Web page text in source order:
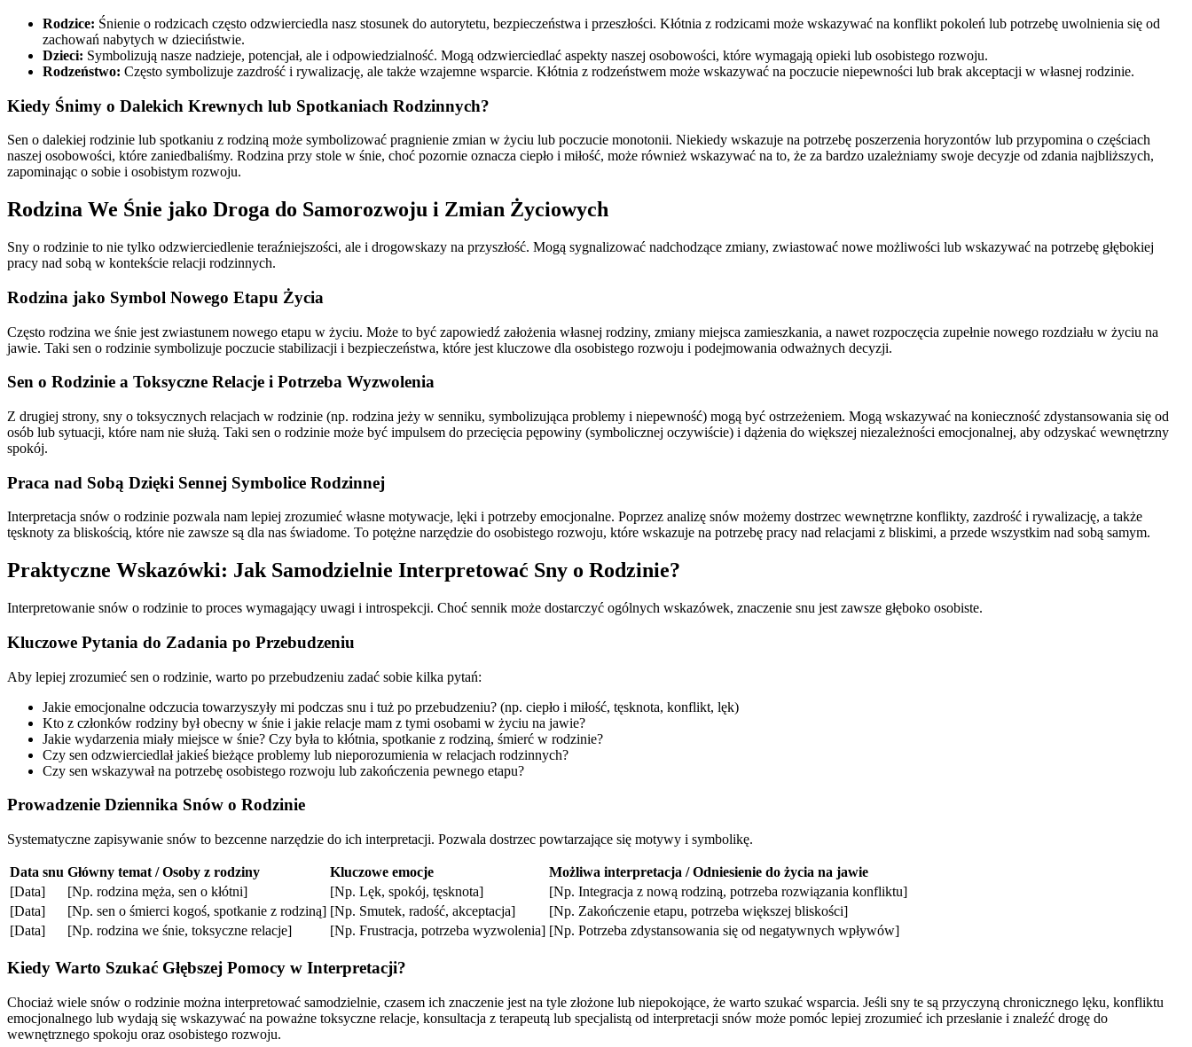
Rodzice: Śnienie o rodzicach często odzwierciedla nasz stosunek do autorytetu, bezpieczeństwa i przeszłości. Kłótnia z rodzicami może wskazywać na konflikt pokoleń lub potrzebę uwolnienia się od
zachowań nabytych w dzieciństwie.
Dzieci: Symbolizują nasze nadzieje, potencjał, ale i odpowiedzialność. Mogą odzwierciedlać aspekty naszej osobowości, które wymagają opieki lub osobistego rozwoju.
Rodzeństwo: Często symbolizuje zazdrość i rywalizację, ale także wzajemne wsparcie. Kłótnia z rodzeństwem może wskazywać na poczucie niepewności lub brak akceptacji w własnej rodzinie.
Kiedy Śnimy o Dalekich Krewnych lub Spotkaniach Rodzinnych?
Sen o dalekiej rodzinie lub spotkaniu z rodziną może symbolizować pragnienie zmian w życiu lub poczucie monotonii. Niekiedy wskazuje na potrzebę poszerzenia horyzontów lub przypomina o częściach
naszej osobowości, które zaniedbaliśmy. Rodzina przy stole w śnie, choć pozornie oznacza ciepło i miłość, może również wskazywać na to, że za bardzo uzależniamy swoje decyzje od zdania najbliższych,
zapominając o sobie i osobistym rozwoju.
Rodzina We Śnie jako Droga do Samorozwoju i Zmian Życiowych
Sny o rodzinie to nie tylko odzwierciedlenie teraźniejszości, ale i drogowskazy na przyszłość. Mogą sygnalizować nadchodzące zmiany, zwiastować nowe możliwości lub wskazywać na potrzebę głębokiej
pracy nad sobą w kontekście relacji rodzinnych.
Rodzina jako Symbol Nowego Etapu Życia
Często rodzina we śnie jest zwiastunem nowego etapu w życiu. Może to być zapowiedź założenia własnej rodziny, zmiany miejsca zamieszkania, a nawet rozpoczęcia zupełnie nowego rozdziału w życiu na
jawie. Taki sen o rodzinie symbolizuje poczucie stabilizacji i bezpieczeństwa, które jest kluczowe dla osobistego rozwoju i podejmowania odważnych decyzji.
Sen o Rodzinie a Toksyczne Relacje i Potrzeba Wyzwolenia
Z drugiej strony, sny o toksycznych relacjach w rodzinie (np. rodzina jeży w senniku, symbolizująca problemy i niepewność) mogą być ostrzeżeniem. Mogą wskazywać na konieczność zdystansowania się od
osób lub sytuacji, które nam nie służą. Taki sen o rodzinie może być impulsem do przecięcia pępowiny (symbolicznej oczywiście) i dążenia do większej niezależności emocjonalnej, aby odzyskać wewnętrzny
spokój.
Praca nad Sobą Dzięki Sennej Symbolice Rodzinnej
Interpretacja snów o rodzinie pozwala nam lepiej zrozumieć własne motywacje, lęki i potrzeby emocjonalne. Poprzez analizę snów możemy dostrzec wewnętrzne konflikty, zazdrość i rywalizację, a także
tęsknoty za bliskością, które nie zawsze są dla nas świadome. To potężne narzędzie do osobistego rozwoju, które wskazuje na potrzebę pracy nad relacjami z bliskimi, a przede wszystkim nad sobą samym.
Praktyczne Wskazówki: Jak Samodzielnie Interpretować Sny o Rodzinie?
Interpretowanie snów o rodzinie to proces wymagający uwagi i introspekcji. Choć sennik może dostarczyć ogólnych wskazówek, znaczenie snu jest zawsze głęboko osobiste.
Kluczowe Pytania do Zadania po Przebudzeniu
Aby lepiej zrozumieć sen o rodzinie, warto po przebudzeniu zadać sobie kilka pytań:
Jakie emocjonalne odczucia towarzyszyły mi podczas snu i tuż po przebudzeniu? (np. ciepło i miłość, tęsknota, konflikt, lęk)
Kto z członków rodziny był obecny w śnie i jakie relacje mam z tymi osobami w życiu na jawie?
Jakie wydarzenia miały miejsce w śnie? Czy była to kłótnia, spotkanie z rodziną, śmierć w rodzinie?
Czy sen odzwierciedlał jakieś bieżące problemy lub nieporozumienia w relacjach rodzinnych?
Czy sen wskazywał na potrzebę osobistego rozwoju lub zakończenia pewnego etapu?
Prowadzenie Dziennika Snów o Rodzinie
Systematyczne zapisywanie snów to bezcenne narzędzie do ich interpretacji. Pozwala dostrzec powtarzające się motywy i symbolikę.
Data snu Główny temat / Osoby z rodziny Kluczowe emocje
Możliwa interpretacja / Odniesienie do życia na jawie
[Data]
[Np. rodzina męża, sen o kłótni] [Np. Lęk, spokój, tęsknota]
[Np. Integracja z nową rodziną, potrzeba rozwiązania konfliktu]
[Data]
[Np. sen o śmierci kogoś, spotkanie z rodziną] [Np. Smutek, radość, akceptacja]
[Np. Zakończenie etapu, potrzeba większej bliskości]
[Data]
[Np. rodzina we śnie, toksyczne relacje] [Np. Frustracja, potrzeba wyzwolenia] [Np. Potrzeba zdystansowania się od negatywnych wpływów]
Kiedy Warto Szukać Głębszej Pomocy w Interpretacji?
Chociaż wiele snów o rodzinie można interpretować samodzielnie, czasem ich znaczenie jest na tyle złożone lub niepokojące, że warto szukać wsparcia. Jeśli sny te są przyczyną chronicznego lęku, konfliktu
emocjonalnego lub wydają się wskazywać na poważne toksyczne relacje, konsultacja z terapeutą lub specjalistą od interpretacji snów może pomóc lepiej zrozumieć ich przesłanie i znaleźć drogę do
wewnętrznego spokoju oraz osobistego rozwoju.